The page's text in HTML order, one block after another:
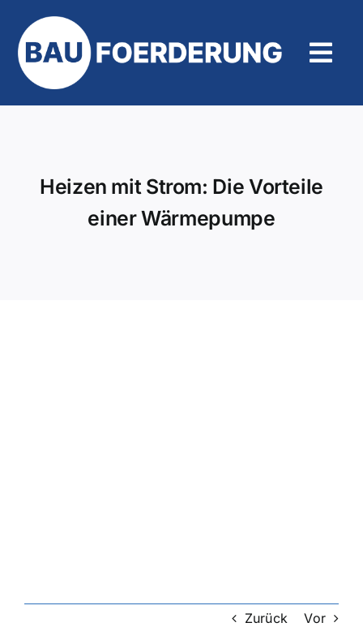
Inhalt
springen
Heizen mit Strom: Die Vorteile
einer Wärmepumpe
Zurück Vor